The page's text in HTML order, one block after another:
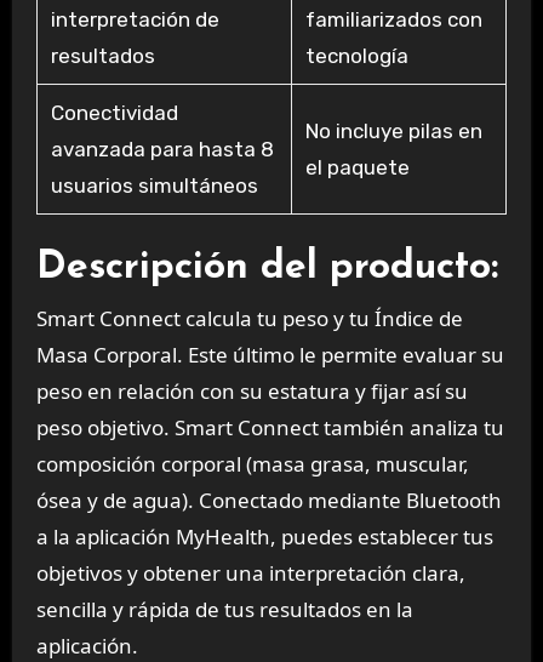
interpretación de
resultados
familiarizados con
tecnología
Conectividad
avanzada para hasta 8
usuarios simultáneos
No incluye pilas en
el paquete
Descripción del producto:
Smart Connect calcula tu peso y tu Índice de
Masa Corporal. Este último le permite evaluar su
peso en relación con su estatura y fijar así su
peso objetivo. Smart Connect también analiza tu
composición corporal (masa grasa, muscular,
ósea y de agua). Conectado mediante Bluetooth
a la aplicación MyHealth, puedes establecer tus
objetivos y obtener una interpretación clara,
sencilla y rápida de tus resultados en la
aplicación.